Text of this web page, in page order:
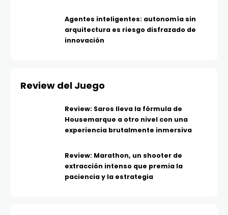
Agentes inteligentes: autonomía sin
arquitectura es riesgo disfrazado de
innovación
Review del Juego
Review: Saros lleva la fórmula de
Housemarque a otro nivel con una
experiencia brutalmente inmersiva
Review: Marathon, un shooter de
extracción intenso que premia la
paciencia y la estrategia